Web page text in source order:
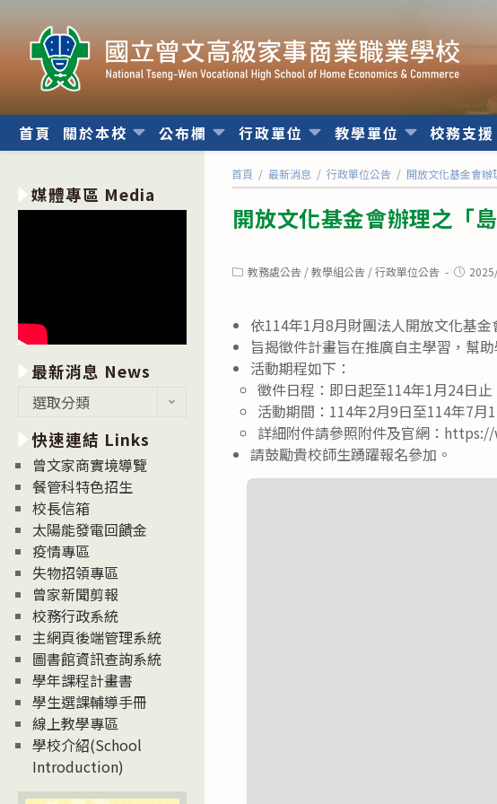
內
首頁 關於本校 公布欄 行政單位 教學單位 校務支
首頁 / 最新消息 / 行政單位公告 / 開放文化基金會
開放文化基金會辦理之「
Post教務處公告 / 教學組公告 / 行政單位公告
Post
依114年1月8月財團法人開放文化基
旨揭徵件計畫旨在推廣自主學習，幫
活動期程如下：
徵件日程：即日起至114年1月24日止
活動期間：114年2月9日至114年7月
詳細附件請參照附件及官網：
請鼓勵貴校師生踴躍報名參加。
媒體專區 Media
最新消息 News
消
息
News
選取分類
快速連結 Links
曾文家商實境導覽
餐管科特色招生
校長信箱
太陽能發電回饋金
疫情專區
失物招領專區
曾家新聞剪報
校務行政系統
主網頁後端管理系統
圖書館資訊查詢系統
學年課程計畫書
學生選課輔導手冊
線上教學專區
學校介紹(School
Introduction)